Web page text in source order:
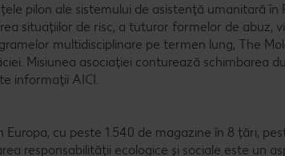
pilon ale sistemului de asistență umanitară în
situațiilor de risc, a tuturor formelor de abuz,
multidisciplinare pe termen lung, The
Misiunea asociației conturează schimbarea
informații AICI.
cu peste 1.540 de magazine în 8 țări,
responsabilității ecologice și sociale este un